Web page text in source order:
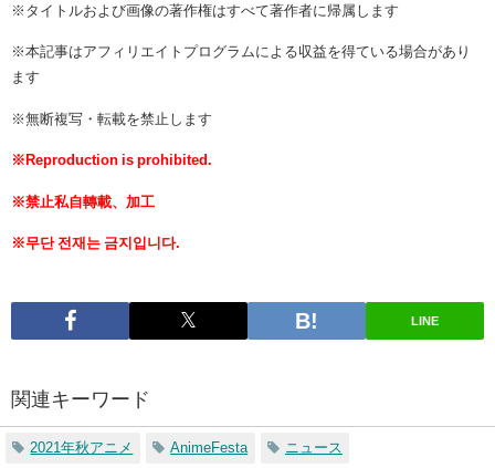
※タイトルおよび画像の著作権はすべて著作者に帰属します
※本記事はアフィリエイトプログラムによる収益を得ている場合があり
ます
※無断複写・転載を禁止します
※Reproduction is prohibited.
※禁止私自轉載、加工
※무단 전재는 금지입니다.
LINE
関連キーワード
2021年秋アニメ ​AnimeFesta ニュース